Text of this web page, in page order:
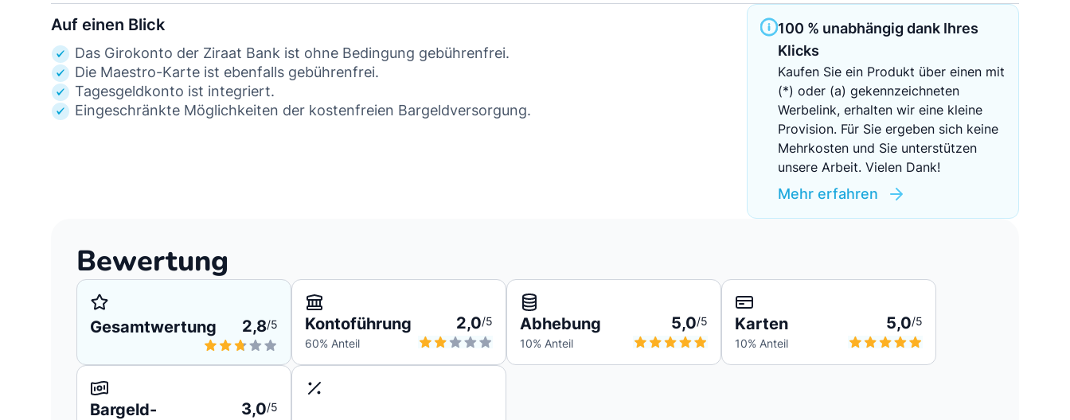
Sichere Geldanlagen
Crowdinvesting in Immobilien
EZB-Leitzins
Auf einen Blick
Das Girokonto der Ziraat Bank ist ohne Bedingung gebührenfrei.
Die Maestro-Karte ist ebenfalls gebührenfrei.
Tagesgeldkonto ist integriert.
Eingeschränkte Möglichkeiten der kostenfreien Bargeldversorgung.
100 % unabhängig dank Ihres
Klicks
Kaufen Sie ein Produkt über einen mit
(*) oder (a) gekennzeichneten
Werbelink, erhalten wir eine kleine
Provision. Für Sie ergeben sich keine
Mehrkosten und Sie unterstützen
unsere Arbeit. Vielen Dank!
Mehr erfahren
Bewertung
Gesamtwertung 2,8/5 Kontoführung 2,0/5
60% Anteil
Abhebung 5,0/5
10% Anteil
Karten 5,0/5
10% Anteil
Bargeld-
3,0/5